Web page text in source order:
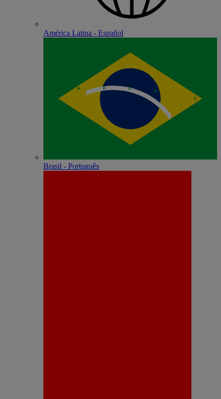
América Latina - Español
Brasil - Português